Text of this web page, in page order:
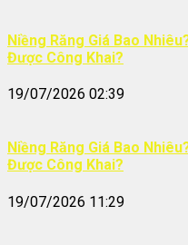
Niềng Răng Giá Bao
Được Công Khai?
19/07/2026 02:39
Niềng Răng Giá Bao
Được Công Khai?
19/07/2026 11:29